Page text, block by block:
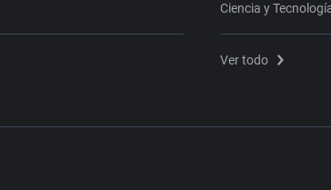
Ciencia y
Ver todo